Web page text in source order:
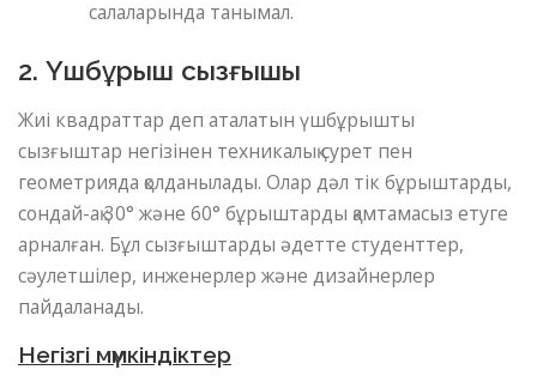
салаларында танымал.
2. Үшбұрыш сызғышы
Жиі квадраттар деп аталатын үшбұрышты
сызғыштар негізінен техникалық сурет пен
геометрияда қолданылады. Олар дәл тік бұрыштарды,
сондай-ақ 30° және 60° бұрыштарды қамтамасыз етуге
арналған. Бұл сызғыштарды әдетте студенттер,
сәулетшілер, инженерлер және дизайнерлер
пайдаланады.
Негізгі мүмкіндіктер